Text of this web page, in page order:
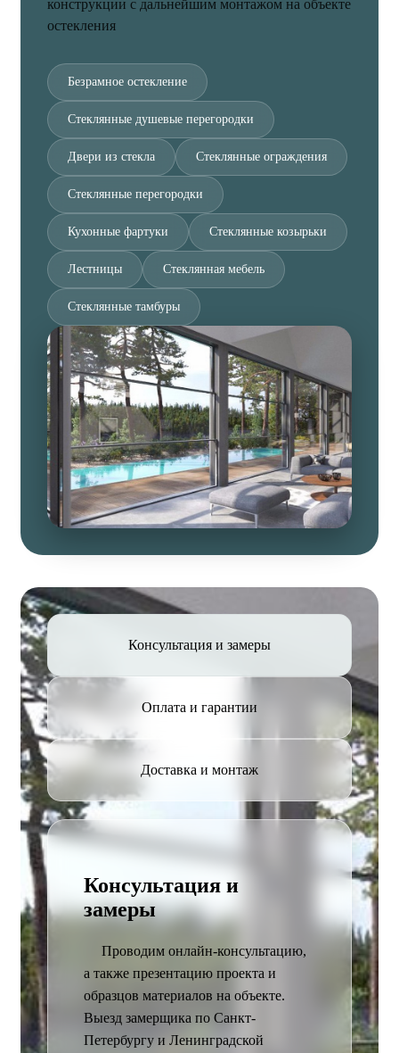
конструкции с дальнейшим монтажом на объекте
остекления
Безрамное остекление
Стеклянные душевые перегородки
Двери из стекла Стеклянные ограждения
Стеклянные перегородки
Кухонные фартуки Стеклянные козырьки
Лестницы Стеклянная мебель
Стеклянные тамбуры
Консультация и замеры
Оплата и гарантии
Доставка и монтаж
Консультация и
замеры
Проводим онлайн-консультацию,
а также презентацию проекта и
образцов материалов на объекте.
Выезд замерщика по Санкт-
Петербургу и Ленинградской